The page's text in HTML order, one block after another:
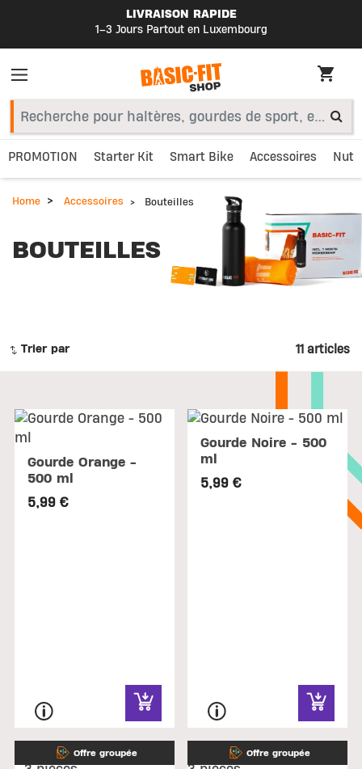
LIVRAISON RAPIDE
1–3 Jours Partout en Luxembourg
PROMOTION Starter Kit Smart Bike Accessoires
Home Accessoires Bouteilles
BOUTEILLES
Trier par 11 articles
Gourde Orange -
500 ml
5,99 €
Gourde Noire - 500
ml
5,99 €
Offre groupée Offre groupée